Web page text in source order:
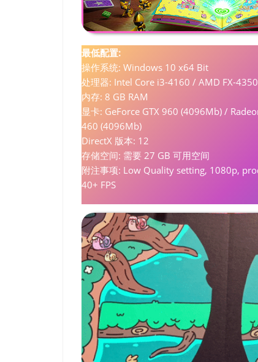
最低配置:
操作系统: Windows 10 x64 Bit
处理器: Intel Core i3-4160 / AMD FX-4350
内存: 8 GB RAM
显卡: GeForce GTX 960 (4096Mb) /
460 (4096Mb)
DirectX 版本: 12
存储空间: 需要 27 GB 可用空间
附注事项: Low Quality setting, 1080p,
40+ FPS